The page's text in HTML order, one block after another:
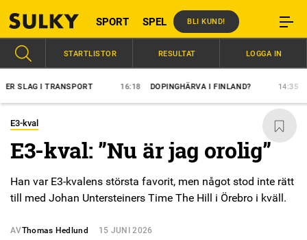
SPORT SPEL BLI KUND!
I TRANSPORT DOPINGHÄRVA I FINLAND?
STARTLISTOR RESULTAT LOGGA IN
E3-kval
E3-kval: ”Nu är jag orolig”
Han var E3-kvalens största favorit, men något stod inte rätt
till med Johan Untersteiners Time The Hill i Örebro i kväll.
AVThomas Hedlund 15 JUNI 2026